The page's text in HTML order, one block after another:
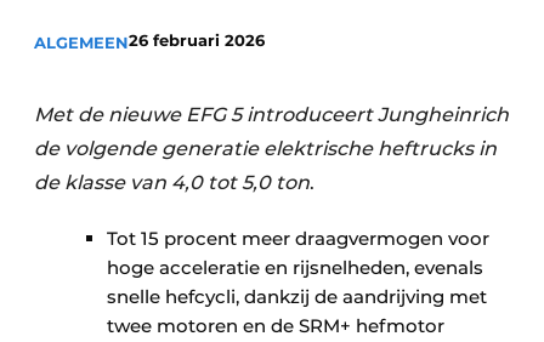
ALGEMEEN26 februari 2026
Met de nieuwe EFG 5 introduceert Jungheinrich
de volgende generatie elektrische heftrucks in
de klasse van 4,0 tot 5,0 ton.
Tot 15 procent meer draagvermogen voor
hoge acceleratie en rijsnelheden, evenals
snelle hefcycli, dankzij de aandrijving met
twee motoren en de SRM+ hefmotor